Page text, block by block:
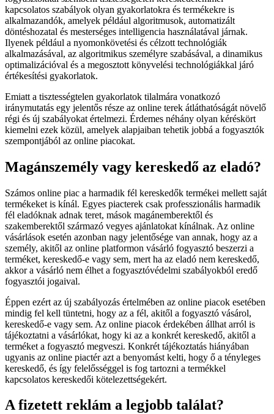
kapcsolatos szabályok olyan gyakorlatokra és termékekre is
alkalmazandók, amelyek például algoritmusok, automatizált
döntéshozatal és mesterséges intelligencia használatával járnak.
Ilyenek például a nyomonkövetési és célzott technológiák
alkalmazásával, az algoritmikus személyre szabásával, a dinamikus
optimalizációval és a megosztott könyvelési technológiákkal járó
értékesítési gyakorlatok.
Emiatt a tisztességtelen gyakorlatok tilalmára vonatkozó
iránymutatás egy jelentős része az online terek átláthatóságát növelő
régi és új szabályokat értelmezi. Érdemes néhány olyan kéréskört
kiemelni ezek közül, amelyek alapjaiban tehetik jobbá a fogyasztók
szempontjából az online piacokat.
Magánszemély vagy kereskedő az eladó?
Számos online piac a harmadik fél kereskedők termékei mellett saját
termékeket is kínál. Egyes piacterek csak professzionális harmadik
fél eladóknak adnak teret, mások magánemberektől és
szakemberektől származó vegyes ajánlatokat kínálnak. Az online
vásárlások esetén azonban nagy jelentősége van annak, hogy az a
személy, akitől az online platformon vásárló fogyasztó beszerzi a
terméket, kereskedő-e vagy sem, mert ha az eladó nem kereskedő,
akkor a vásárló nem élhet a fogyasztóvédelmi szabályokból eredő
fogyasztói jogaival.
Éppen ezért az új szabályozás értelmében az online piacok esetében
mindig fel kell tüntetni, hogy az a fél, akitől a fogyasztó vásárol,
kereskedő-e vagy sem. Az online piacok érdekében állhat arról is
tájékoztatni a vásárlókat, hogy ki az a konkrét kereskedő, akitől a
terméket a fogyasztó megveszi. Konkrét tájékoztatás hiányában
ugyanis az online piactér azt a benyomást kelti, hogy ő a tényleges
kereskedő, és így felelősséggel is fog tartozni a termékkel
kapcsolatos kereskedői kötelezettségekért.
A fizetett reklám a legjobb találat?